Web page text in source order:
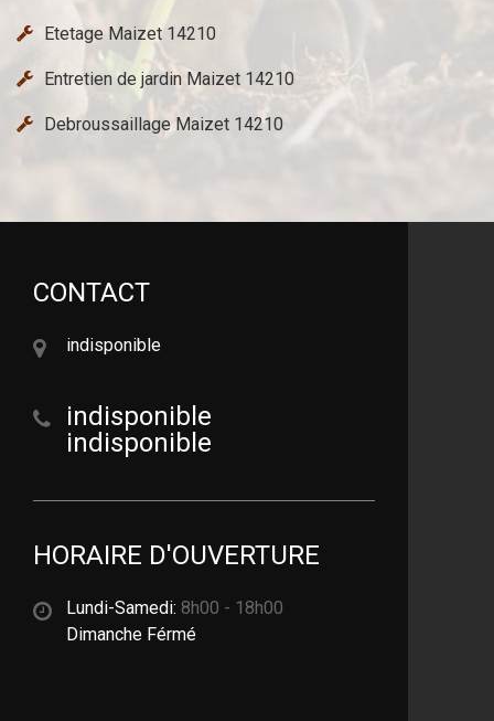
Etetage Maizet 14210
Entretien de jardin Maizet 14210
Debroussaillage Maizet 14210
CONTACT
indisponible
indisponible
indisponible
HORAIRE D'OUVERTURE
Lundi-Samedi: 8h00 - 18h00
Dimanche Férmé